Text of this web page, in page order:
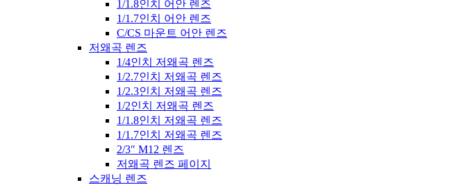
1/1.8인치 어안 렌즈
1/1.7인치 어안 렌즈
C/CS 마운트 어안 렌즈
저왜곡 렌즈
1/4인치 저왜곡 렌즈
1/2.7인치 저왜곡 렌즈
1/2.3인치 저왜곡 렌즈
1/2인치 저왜곡 렌즈
1/1.8인치 저왜곡 렌즈
1/1.7인치 저왜곡 렌즈
2/3″ M12 렌즈
저왜곡 렌즈 페이지
스캐닝 렌즈